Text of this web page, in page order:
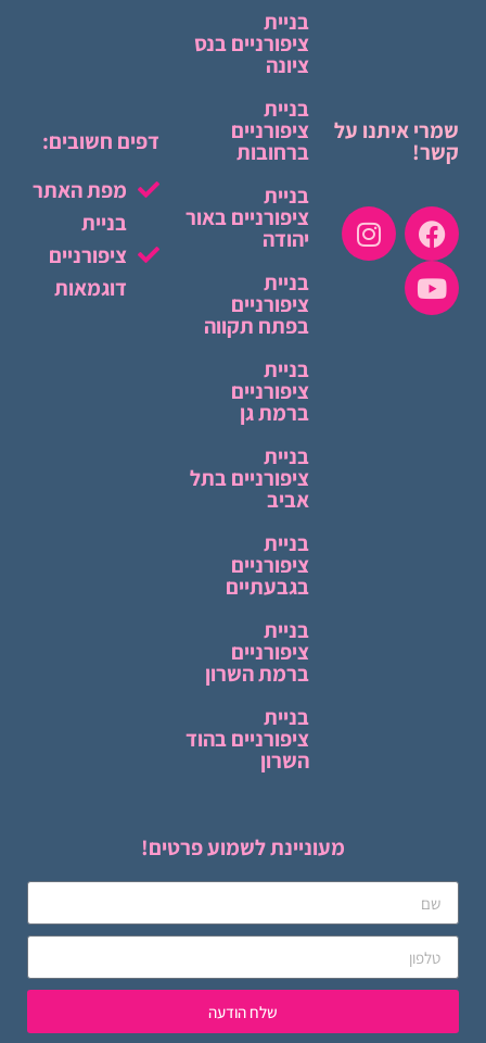
שמרי איתנו על
קשר!
בניית
ציפורניים בנס
ציונה
בניית
ציפורניים
ברחובות
בניית
ציפורניים באור
יהודה
בניית
ציפורניים
בפתח תקווה
בניית
ציפורניים
ברמת גן
בניית
ציפורניים בתל
אביב
בניית
ציפורניים
בגבעתיים
בניית
ציפורניים
ברמת השרון
בניית
ציפורניים בהוד
השרון
דפים חשובים:
מפת האתר
בניית
ציפורניים
דוגמאות
מעוניינת לשמוע פרטים!
שלח הודעה